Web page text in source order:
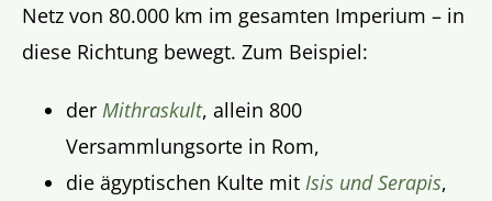
Netz von 80.000 km im gesamten Imperium – in
diese Richtung bewegt. Zum Beispiel:
der Mithraskult, allein 800
Versammlungsorte in Rom,
die ägyptischen Kulte mit Isis und Serapis,